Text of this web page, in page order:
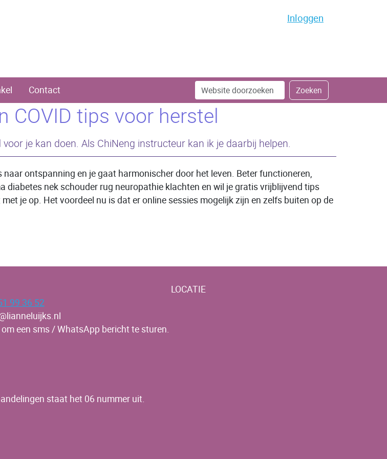
Inloggen
Contact Zoek Zoeken
Geavanceerd
zoeken...
COVID tips voor herstel
je kan doen. Als ChiNeng instructeur kan ik je daarbij helpen.
ontspanning en je gaat harmonischer door het leven. Beter functioneren,
diabetes nek schouder rug neuropathie klachten en wil je gratis vrijblijvend tips
je op. Het voordeel nu is dat er online sessies mogelijk zijn en zelfs buiten op de
99 36 52
een sms / WhatsApp bericht te sturen.
staat het 06 nummer uit.
LOCATIE